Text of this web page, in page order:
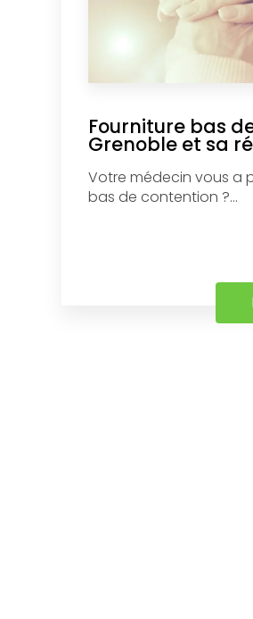
Fourniture bas
Grenoble et sa
Votre médecin vous a
bas de contention ?...